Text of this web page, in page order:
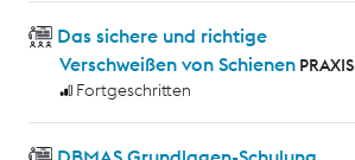
Das sichere und richtige
Verschweißen von Schienen PRAXIS
Fortgeschritten